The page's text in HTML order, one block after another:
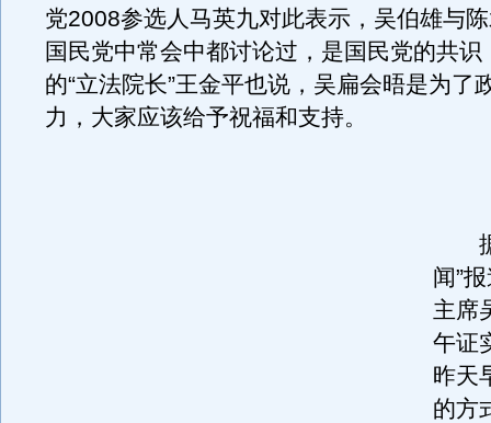
党2008参选人马英九对此表示，吴伯雄与
国民党中常会中都讨论过，是国民党的共识
的“立法院长”王金平也说，吴扁会晤是为了
力，大家应该给予祝福和支持。
据
闻”
主席
午证
昨天
的方